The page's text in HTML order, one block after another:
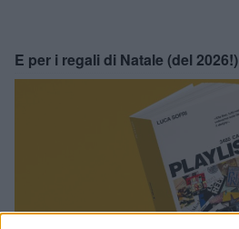
E per i regali di Natale (del 2026!)